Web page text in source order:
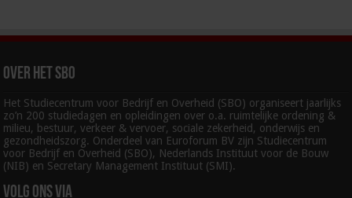
Over het SBO
Het Studiecentrum voor Bedrijf en Overheid (SBO) organiseert jaarlijks
zo’n 200 studiedagen en opleidingen over o.a. ruimtelijke ordening &
milieu, bestuur, verkeer & vervoer, sociale zekerheid, onderwijs en
gezondheidszorg. Onderdeel van Euroforum BV zijn Studiecentrum
voor Bedrijf en Overheid (SBO), Nederlands Instituut voor de Bouw
(NIB) en Secretary Management Instituut (SMI).
Volg ons via